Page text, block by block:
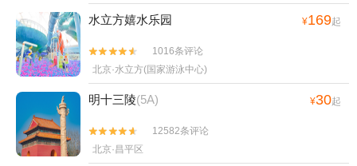
水立方嬉水乐园 ¥169起


1016条评论
北京·水立方(国家游泳中心)
明十三陵(5A) ¥30起


12582条评论
北京·昌平区